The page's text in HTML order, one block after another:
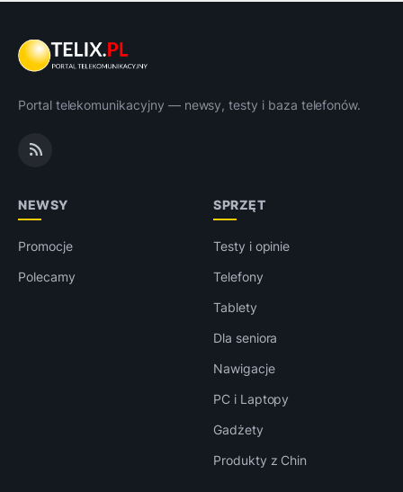
Portal telekomunikacyjny — newsy, testy i baza telefonów.
NEWSY
Promocje
Polecamy
SPRZĘT
Testy i opinie
Telefony
Tablety
Dla seniora
Nawigacje
PC i Laptopy
Gadżety
Produkty z Chin